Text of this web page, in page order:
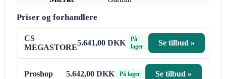
Priser og forhandlere
CS
MEGASTORE
5.641,00 DKK
På
lager
Se tilbud »
Proshop 5.642,00 DKK På lager Se tilbud »